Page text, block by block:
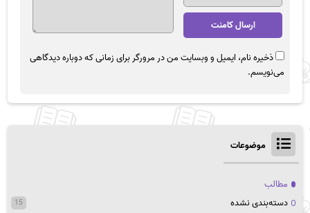
ذخیره نام، ایمیل و وبسایت من در مرورگر برای زمانی که دوباره دیدگاهی
می‌نویسم.
موضوعات
مطالب
دسته‌بندی نشده
15